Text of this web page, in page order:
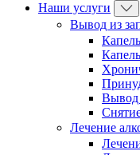
Наши услуги
Вывод из
Вывод
Лечение